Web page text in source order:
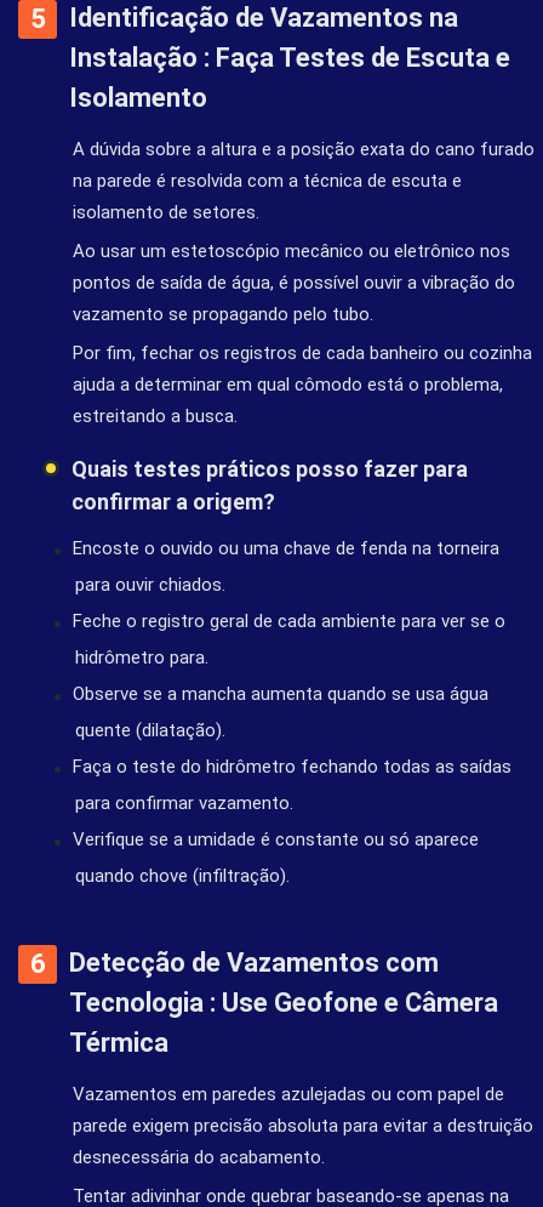
Identificação de Vazamentos na
Instalação : Faça Testes de Escuta e
Isolamento
A dúvida sobre a altura e a posição exata do cano furado
na parede é resolvida com a técnica de escuta e
isolamento de setores.
Ao usar um estetoscópio mecânico ou eletrônico nos
pontos de saída de água, é possível ouvir a vibração do
vazamento se propagando pelo tubo.
Por fim, fechar os registros de cada banheiro ou cozinha
ajuda a determinar em qual cômodo está o problema,
estreitando a busca.
Quais testes práticos posso fazer para
confirmar a origem?
Encoste o ouvido ou uma chave de fenda na torneira
para ouvir chiados.
Feche o registro geral de cada ambiente para ver se o
hidrômetro para.
Observe se a mancha aumenta quando se usa água
quente (dilatação).
Faça o teste do hidrômetro fechando todas as saídas
para confirmar vazamento.
Verifique se a umidade é constante ou só aparece
quando chove (infiltração).
Detecção de Vazamentos com
Tecnologia : Use Geofone e Câmera
Térmica
Vazamentos em paredes azulejadas ou com papel de
parede exigem precisão absoluta para evitar a destruição
desnecessária do acabamento.
Tentar adivinhar onde quebrar baseando-se apenas na